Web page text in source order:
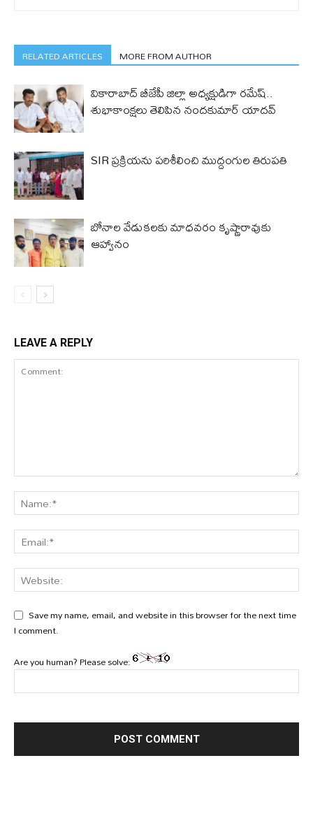
RELATED ARTICLES MORE FROM AUTHOR
వికారాబాద్ బీజేపీ జిల్లా అధ్యక్షుడిగా రమేష్‌..
శుభాకాంక్షలు తెలిపిన నందకుమార్ యాదవ్
SIR ప్రక్రియను పరిశీలించి ముద్దంగుల తిరుపతి
బోనాల వేడుకలకు మాధవరం కృష్ణారావుకు
ఆహ్వానం
LEAVE A REPLY
Save my name, email, and website in this browser for the next time
I comment.
Are you human? Please solve: